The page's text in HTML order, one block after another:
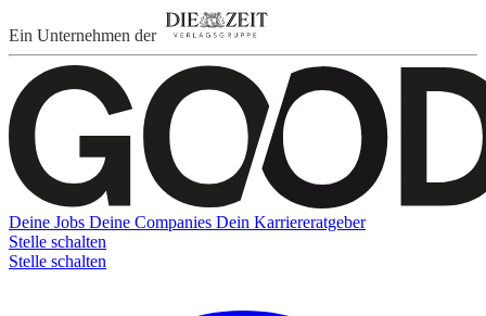
Ein Unternehmen der
Deine Jobs Deine Companies Dein Karriereratgeber
Stelle schalten
Stelle schalten